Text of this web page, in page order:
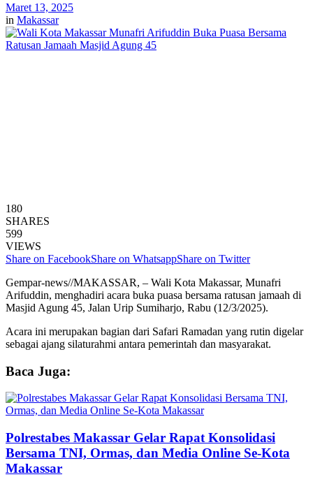
Maret 13, 2025
in Makassar
180
SHARES
599
VIEWS
Share on FacebookShare on WhatsappShare on Twitter
Gempar-news//MAKASSAR, – Wali Kota Makassar, Munafri
Arifuddin, menghadiri acara buka puasa bersama ratusan jamaah di
Masjid Agung 45, Jalan Urip Sumiharjo, Rabu (12/3/2025).
Acara ini merupakan bagian dari Safari Ramadan yang rutin digelar
sebagai ajang silaturahmi antara pemerintah dan masyarakat.
Baca Juga:
Polrestabes Makassar Gelar Rapat Konsolidasi
Bersama TNI, Ormas, dan Media Online Se-Kota
Makassar